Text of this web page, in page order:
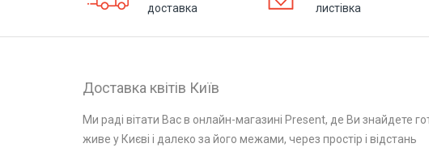
доставка
листівка
Доставка квітів Київ
Ми раді вітати Вас в онлайн-магазині Present, де Ви знайдете
живе у Києві і далеко за його межами, через простір і відстань